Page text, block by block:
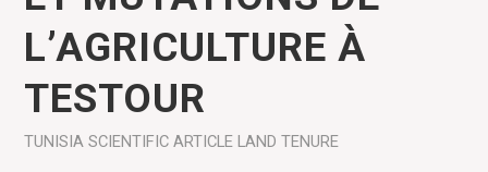
L’AGRICULTURE À
TESTOUR
TUNISIA SCIENTIFIC ARTICLE LAND TENURE